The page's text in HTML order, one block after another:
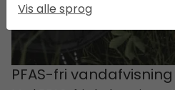
PFAS-fri vandafvisning
Vis alle sprog